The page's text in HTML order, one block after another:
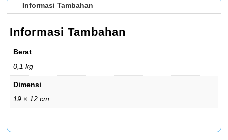
Informasi Tambahan
Informasi Tambahan
Berat
0,1 kg
Dimensi
19 × 12 cm